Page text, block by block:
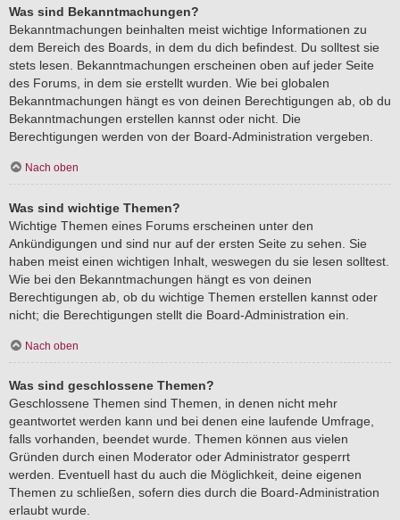
Was sind Bekanntmachungen?
Bekanntmachungen beinhalten meist wichtige Informationen zu
dem Bereich des Boards, in dem du dich befindest. Du solltest sie
stets lesen. Bekanntmachungen erscheinen oben auf jeder Seite
des Forums, in dem sie erstellt wurden. Wie bei globalen
Bekanntmachungen hängt es von deinen Berechtigungen ab, ob du
Bekanntmachungen erstellen kannst oder nicht. Die
Berechtigungen werden von der Board-Administration vergeben.
Nach oben
Was sind wichtige Themen?
Wichtige Themen eines Forums erscheinen unter den
Ankündigungen und sind nur auf der ersten Seite zu sehen. Sie
haben meist einen wichtigen Inhalt, weswegen du sie lesen solltest.
Wie bei den Bekanntmachungen hängt es von deinen
Berechtigungen ab, ob du wichtige Themen erstellen kannst oder
nicht; die Berechtigungen stellt die Board-Administration ein.
Nach oben
Was sind geschlossene Themen?
Geschlossene Themen sind Themen, in denen nicht mehr
geantwortet werden kann und bei denen eine laufende Umfrage,
falls vorhanden, beendet wurde. Themen können aus vielen
Gründen durch einen Moderator oder Administrator gesperrt
werden. Eventuell hast du auch die Möglichkeit, deine eigenen
Themen zu schließen, sofern dies durch die Board-Administration
erlaubt wurde.